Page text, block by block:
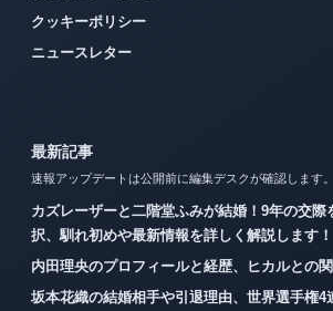
クッキーポリシー
ニュースレター
最新記事
速報アップデートは公開前に編集デスクが確認します。
カズレーザーと二階堂ふみが結婚！9年の交際
択、馴れ初めや最新情報を詳しく解説します！
内田理央のプロフィールと経歴、ヒカルとの
坂本花織の結婚相手や引退理由、世界選手権4